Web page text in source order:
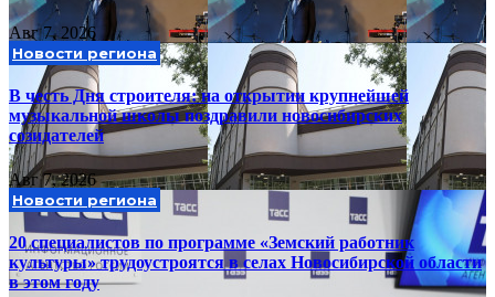
Авг 7, 2026
Новости региона
В честь Дня строителя: на открытии крупнейшей
музыкальной школы поздравили новосибирских
созидателей
Авг 7, 2026
Новости региона
20 специалистов по программе «Земский работник
культуры» трудоустроятся в селах Новосибирской области
в этом году